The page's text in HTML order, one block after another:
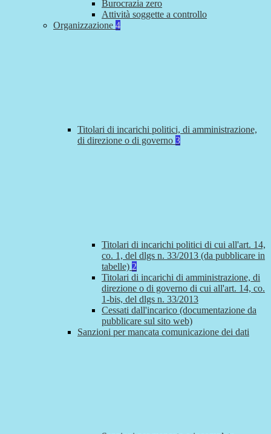
Burocrazia zero
Attività soggette a controllo
Organizzazione 4
Titolari di incarichi politici, di amministrazione,
di direzione o di governo 3
Titolari di incarichi politici di cui all'art. 14,
co. 1, del dlgs n. 33/2013 (da pubblicare in
tabelle) 2
Titolari di incarichi di amministrazione, di
direzione o di governo di cui all'art. 14, co.
1-bis, del dlgs n. 33/2013
Cessati dall'incarico (documentazione da
pubblicare sul sito web)
Sanzioni per mancata comunicazione dei dati